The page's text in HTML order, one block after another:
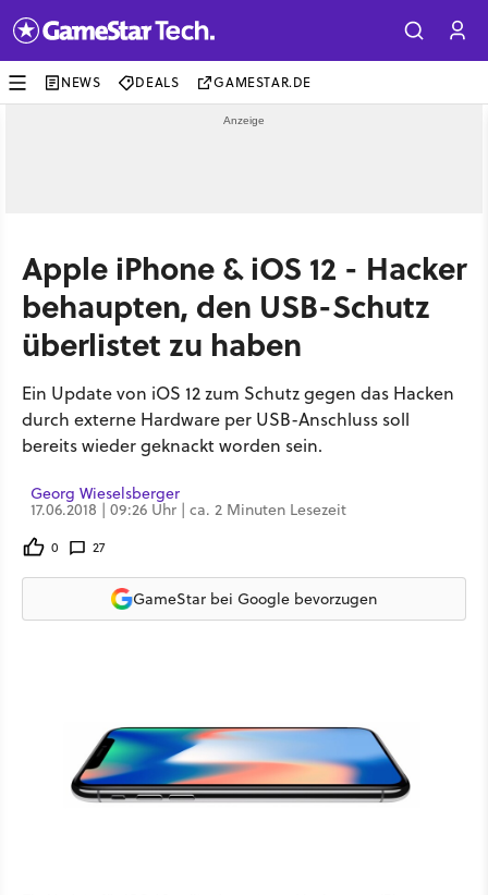
NEWS DEALS GAMESTAR.DE
Apple iPhone & iOS 12 - Hacker
behaupten, den USB-Schutz
überlistet zu haben
Ein Update von iOS 12 zum Schutz gegen das Hacken
durch externe Hardware per USB-Anschluss soll
bereits wieder geknackt worden sein.
Georg Wieselsberger
17.06.2018 | 09:26 Uhr | ca. 2 Minuten Lesezeit
0 27
GameStar bei Google bevorzugen